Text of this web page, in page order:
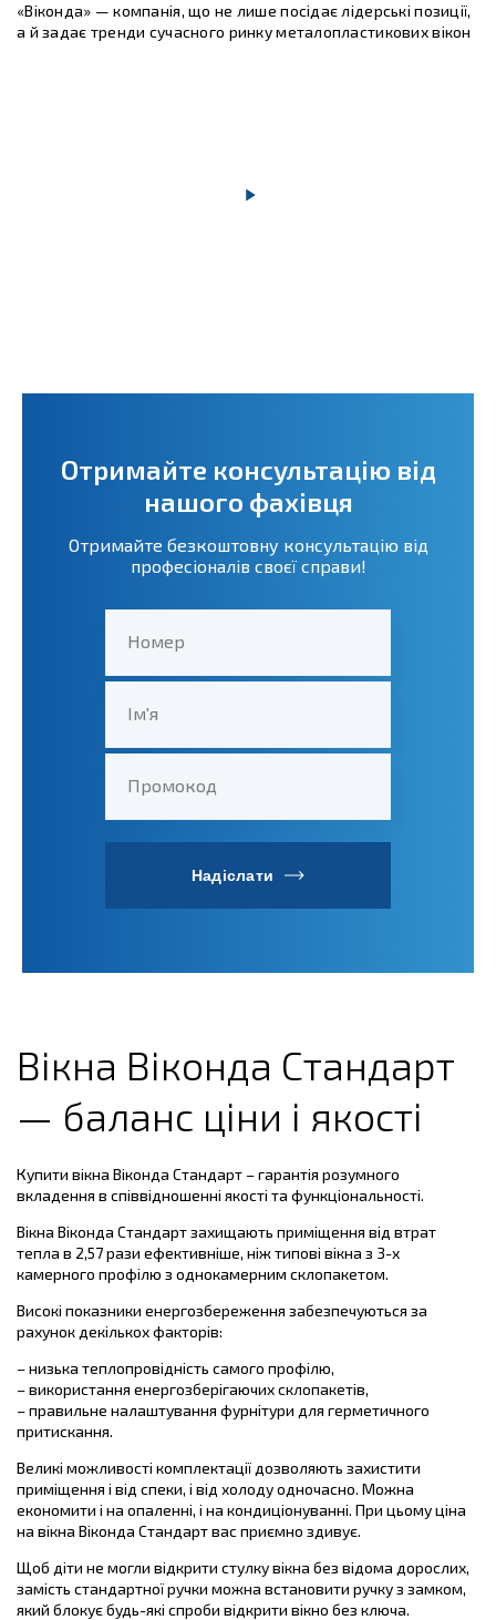
«Віконда» — компанія, що не лише посідає лідерські позиції,
а й задає тренди сучасного ринку металопластикових вікон
Отримайте консультацію від
нашого фахівця
Отримайте безкоштовну консультацію від
професіоналів своєї справи!
Номер
Ім'я
Промокод
Надіслати
Вікна Віконда Стандарт
— баланс ціни і якості
Купити вікна Віконда Стандарт – гарантія розумного
вкладення в співвідношенні якості та функціональності.
Вікна Віконда Стандарт захищають приміщення від втрат
тепла в 2,57 рази ефективніше, ніж типові вікна з 3-х
камерного профілю з однокамерним склопакетом.
Високі показники енергозбереження забезпечуються за
рахунок декількох факторів:
– низька теплопровідність самого профілю,
– використання енергозберігаючих склопакетів,
– правильне налаштування фурнітури для герметичного
притискання.
Великі можливості комплектації дозволяють захистити
приміщення і від спеки, і від холоду одночасно. Можна
економити і на опаленні, і на кондиціонуванні. При цьому ціна
на вікна Віконда Стандарт вас приємно здивує.
Щоб діти не могли відкрити стулку вікна без відома дорослих,
замість стандартної ручки можна встановити ручку з замком,
який блокує будь-які спроби відкрити вікно без ключа.